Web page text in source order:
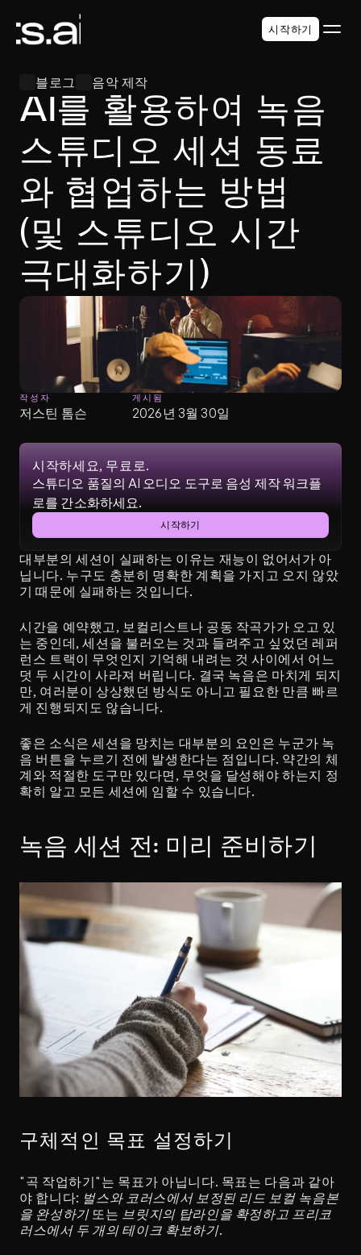
블로그 음악 제작
AI를 활용하여 녹음
스튜디오 세션 동료
와 협업하는 방법
(및 스튜디오 시간
극대화하기)
작성자
저스틴 톰슨
게시됨
2026년 3월 30일
대부분의 세션이 실패하는 이유는 재능이 없어서가 아
닙니다. 누구도 충분히 명확한 계획을 가지고 오지 않았
기 때문에 실패하는 것입니다.
시간을 예약했고, 보컬리스트나 공동 작곡가가 오고 있
는 중인데, 세션을 불러오는 것과 들려주고 싶었던 레퍼
런스 트랙이 무엇인지 기억해 내려는 것 사이에서 어느
덧 두 시간이 사라져 버립니다. 결국 녹음은 마치게 되지
만, 여러분이 상상했던 방식도 아니고 필요한 만큼 빠르
게 진행되지도 않습니다.
좋은 소식은 세션을 망치는 대부분의 요인은 누군가 녹
음 버튼을 누르기 전에 발생한다는 점입니다. 약간의 체
계와 적절한 도구만 있다면, 무엇을 달성해야 하는지 정
확히 알고 모든 세션에 임할 수 있습니다.
녹음 세션 전: 미리 준비하기
구체적인 목표 설정하기
"곡 작업하기"는 목표가 아닙니다. 목표는 다음과 같아
야 합니다: 벌스와 코러스에서 보정된 리드 보컬 녹음본
을 완성하기 또는 브릿지의 탑라인을 확정하고 프리코
러스에서 두 개의 테이크 확보하기.
시작하세요, 무료로.
스튜디오 품질의 AI 오디오 도구로 음성 제작 워크플
로를 간소화하세요.
시작하기
시작하기